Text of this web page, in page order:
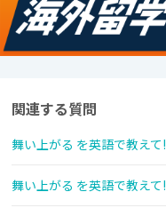
関連する質問
舞い上がる を英語で教えて!
舞い上がる を英語で教えて!